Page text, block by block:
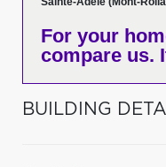
For your
compare us.
BUILDING